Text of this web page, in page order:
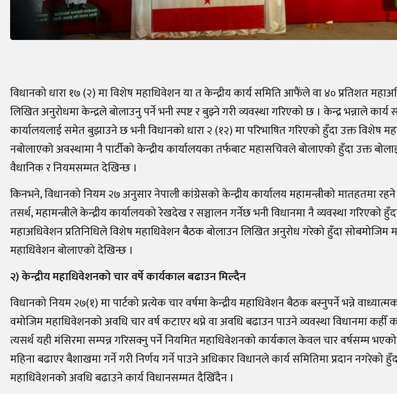
विधानको धारा १७ (२) मा विशेष महाधिवेशन या त केन्द्रीय कार्य समिति आफैंले वा ४० प्रतिशत
लिखित अनुरोधमा केन्द्रले बोलाउनु पर्ने भनी स्पष्ट र बुझ्ने गरी व्यवस्था गरिएको छ । केन्द्र भन्नाले कार्य
कार्यालयलाई समेत बुझाउने छ भनी विधानको धारा २ (१२) मा परिभाषित गरिएको हुँदा उक्त विशेष
नबोलाएको अवस्थामा नै पार्टीको केन्द्रीय कार्यालयका तर्फबाट महासचिवले बोलाएको हुँदा उक्त
वैधानिक र नियमसम्मत देखिन्छ ।
किनभने, विधानको नियम २७ अनुसार नेपाली कांग्रेसको केन्द्रीय कार्यालय महामन्त्रीको मातहतमा
तसर्थ, महामन्त्रीले केन्द्रीय कार्यालयको रेखदेख र सञ्चालन गर्नेछ भनी विधानमा नै व्यवस्था गरिएको
महाअधिवेशन प्रतिनिधिले विशेष महाधिवेशन बैठक बोलाउन लिखित अनुरोध गरेको हुँदा सोबमोजिम
महाधिवेशन बोलाएको देखिन्छ ।
२) केन्द्रीय महाधिवेशनको चार वर्षे कार्यकाल बढाउन मिल्दैन
विधानको नियम २७(१) मा पार्टको प्रत्येक चार वर्षमा केन्द्रीय महाधिवेशन बैठक बस्नुपर्ने भन्ने
वमोजिम महाधिवेशनको अवधि चार वर्ष कटाएर थप्ने वा अवधि बढाउन पाउने व्यवस्था विधानमा
त्यसर्थ यही मंसिरमा सम्पन्न गरिसक्नु पर्ने नियमित महाधिवेशनको कार्यकाल केवल चार वर्षसम्म
महिना बढाएर बैशाखमा गर्ने गरी निर्णय गर्ने पाउने अधिकार विधानले कार्य समितिमा प्रदान नगरेको
महाधिवेशनको अवधि बढाउने कार्य विधानसम्मत दैखिँदैन ।